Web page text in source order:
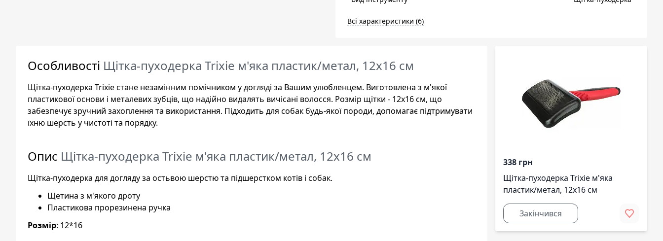
Всі характеристики (6)
Особливості Щітка-пуходерка Trixie м'яка пластик/метал, 12х16 см
Щітка-пуходерка Trixie стане незамінним помічником у догляді за Вашим улюбленцем. Виготовлена з м'якої
пластикової основи і металевих зубців, що надійно видалять вичісані волосся. Розмір щітки - 12х16 см, що
забезпечує зручний захоплення та використання. Підходить для собак будь-якої породи, допомагає підтримувати
їхню шерсть у чистоті та порядку.
Опис Щітка-пуходерка Trixie м'яка пластик/метал, 12х16 см
Щітка-пуходерка для догляду за остьвою шерстю та підшерстком котів і собак.
Щетина з м'якого дроту
Пластикова прорезинена ручка
Розмір: 12*16
338 грн
Щітка-пуходерка Trixie м'яка
пластик/метал, 12х16 см
Закінчився